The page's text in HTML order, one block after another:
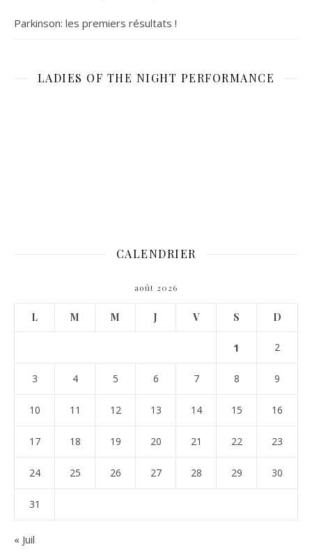
Parkinson: les premiers résultats !
LADIES OF THE NIGHT PERFORMANCE
CALENDRIER
août 2026
L M M J V S D
1 2
3 4 5 6 7 8 9
10 11 12 13 14 15 16
17 18 19 20 21 22 23
24 25 26 27 28 29 30
31
« Juil